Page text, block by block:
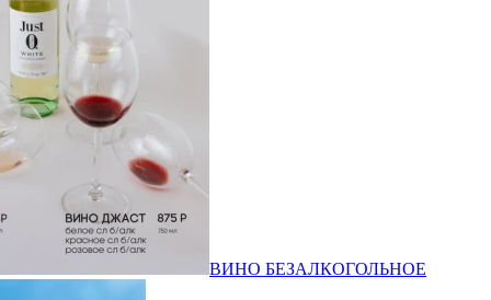
ВИНО БЕЗАЛКОГОЛЬНОЕ